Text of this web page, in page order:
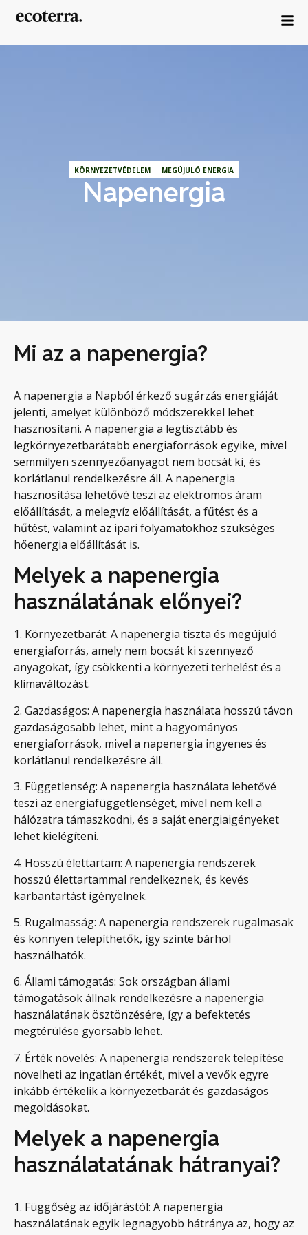
KÖRNYEZETVÉDELEM MEGÚJULÓ ENERGIA
Napenergia
Mi az a napenergia?
A napenergia a Napból érkező sugárzás energiáját
jelenti, amelyet különböző módszerekkel lehet
hasznosítani. A napenergia a legtisztább és
legkörnyezetbarátabb energiaforrások egyike, mivel
semmilyen szennyezőanyagot nem bocsát ki, és
korlátlanul rendelkezésre áll. A napenergia
hasznosítása lehetővé teszi az elektromos áram
előállítását, a melegvíz előállítását, a fűtést és a
hűtést, valamint az ipari folyamatokhoz szükséges
hőenergia előállítását is.
Melyek a napenergia
használatának előnyei?
1. Környezetbarát: A napenergia tiszta és megújuló
energiaforrás, amely nem bocsát ki szennyező
anyagokat, így csökkenti a környezeti terhelést és a
klímaváltozást.
2. Gazdaságos: A napenergia használata hosszú távon
gazdaságosabb lehet, mint a hagyományos
energiaforrások, mivel a napenergia ingyenes és
korlátlanul rendelkezésre áll.
3. Függetlenség: A napenergia használata lehetővé
teszi az energiafüggetlenséget, mivel nem kell a
hálózatra támaszkodni, és a saját energiaigényeket
lehet kielégíteni.
4. Hosszú élettartam: A napenergia rendszerek
hosszú élettartammal rendelkeznek, és kevés
karbantartást igényelnek.
5. Rugalmasság: A napenergia rendszerek rugalmasak
és könnyen telepíthetők, így szinte bárhol
használhatók.
6. Állami támogatás: Sok országban állami
támogatások állnak rendelkezésre a napenergia
használatának ösztönzésére, így a befektetés
megtérülése gyorsabb lehet.
7. Érték növelés: A napenergia rendszerek telepítése
növelheti az ingatlan értékét, mivel a vevők egyre
inkább értékelik a környezetbarát és gazdaságos
megoldásokat.
Melyek a napenergia
használatatának hátranyai?
1. Függőség az időjárástól: A napenergia
használatának egyik legnagyobb hátránya az, hogy az